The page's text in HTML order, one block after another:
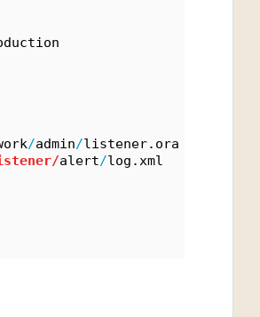
/admin/listener.ora
alert/log.xml